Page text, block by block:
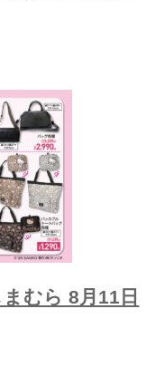
むら 8月11日